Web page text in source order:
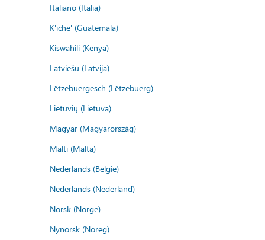
Italiano (Italia)
K'iche' (Guatemala)
Kiswahili (Kenya)
Latviešu (Latvija)
Lëtzebuergesch (Lëtzebuerg)
Lietuvių (Lietuva)
Magyar (Magyarország)
Malti (Malta)
Nederlands (België)
Nederlands (Nederland)
Norsk (Norge)
Nynorsk (Noreg)